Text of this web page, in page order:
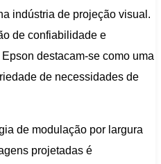
indústria de projeção visual.
de confiabilidade e
destacam-se como uma
de necessidades de
de modulação por largura
projetadas é